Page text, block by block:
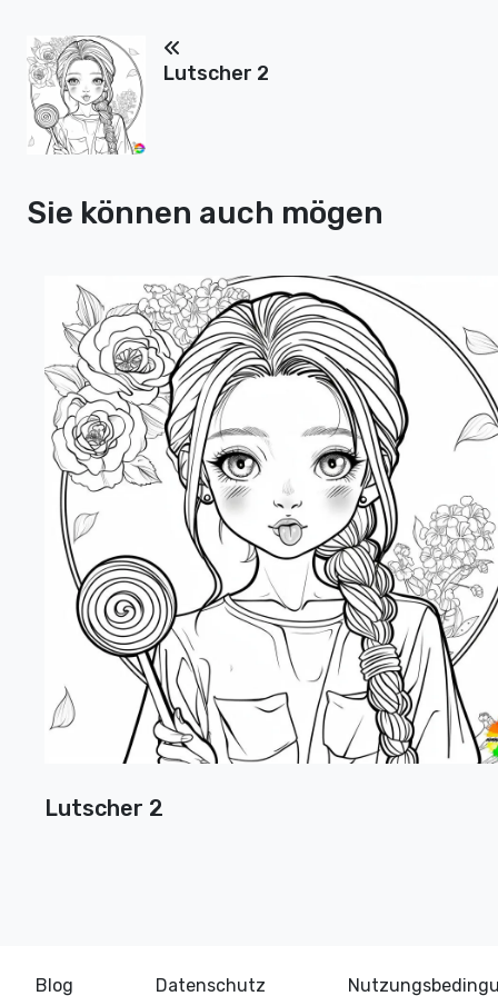
Lutscher 2
Sie können auch mögen
Lutscher 2
Blog Datenschutz